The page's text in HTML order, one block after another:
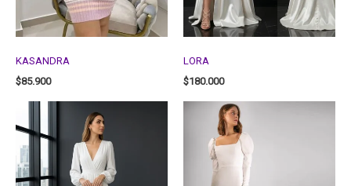
KASANDRA
$85.900
LORA
$180.000